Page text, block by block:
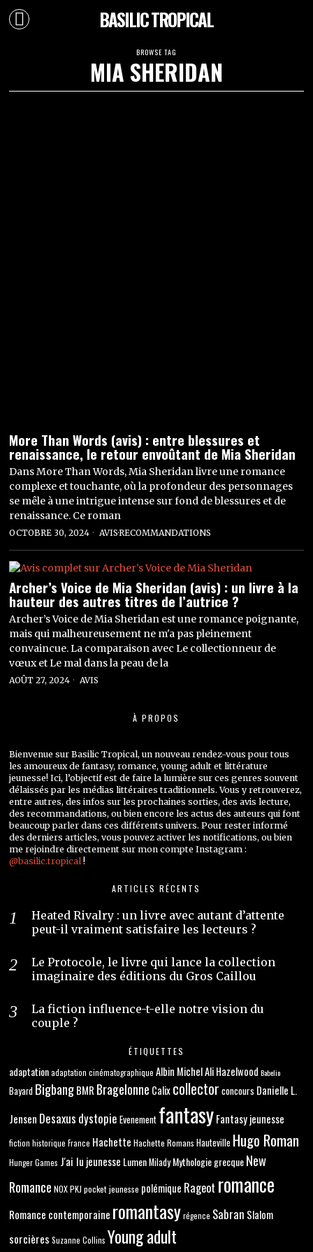
BASILIC TROPICAL
BROWSE TAG
MIA SHERIDAN
More Than Words (avis) : entre blessures et
renaissance, le retour envoûtant de Mia Sheridan
Dans More Than Words, Mia Sheridan livre une romance
complexe et touchante, où la profondeur des personnages
se mêle à une intrigue intense sur fond de blessures et de
renaissance. Ce roman
OCTOBRE 30, 2024 AVIS·RECOMMANDATIONS
Archer’s Voice de Mia Sheridan (avis) : un livre à la
hauteur des autres titres de l’autrice ?
Archer’s Voice de Mia Sheridan est une romance poignante,
mais qui malheureusement ne m'a pas pleinement
convaincue. La comparaison avec Le collectionneur de
vœux et Le mal dans la peau de la
AOÛT 27, 2024 AVIS
À PROPOS
Bienvenue sur Basilic Tropical, un nouveau rendez-vous pour tous
les amoureux de fantasy, romance, young adult et littérature
jeunesse! Ici, l’objectif est de faire la lumière sur ces genres souvent
délaissés par les médias littéraires traditionnels. Vous y retrouverez,
entre autres, des infos sur les prochaines sorties, des avis lecture,
des recommandations, ou bien encore les actus des auteurs qui font
beaucoup parler dans ces différents univers. Pour rester informé
des derniers articles, vous pouvez activer les notifications, ou bien
me rejoindre directement sur mon compte Instagram :
@basilic.tropical !
ARTICLES RÉCENTS
Heated Rivalry : un livre avec autant d’attente
peut-il vraiment satisfaire les lecteurs ?
Le Protocole, le livre qui lance la collection
imaginaire des éditions du Gros Caillou
La fiction influence-t-elle notre vision du
couple ?
ÉTIQUETTES
adaptation adaptation cinématographique Albin MichelAli Hazelwood Babelio
Bayard BigbangBMR Bragelonne Calixcollector concours Danielle L.
Jensen Desaxus dystopie Evenement fantasyFantasy jeunesse
fiction historique France Hachette Hachette Romans Hauteville Hugo Roman
Hunger Games J'ai lu jeunesse LumenMiladyMythologie grecqueNew
Romance NOXPKJ pocket jeunesse polémique Rageot romance
Romance contemporaine romantasy régence Sabran Slalom
sorcières Suzanne Collins Young adult